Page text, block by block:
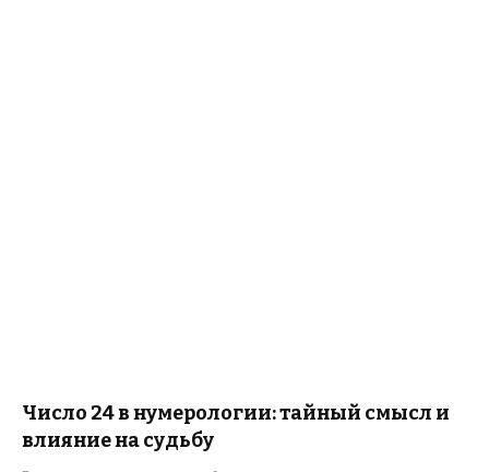
Число 24 в нумерологии: тайный смысл и
влияние на судьбу